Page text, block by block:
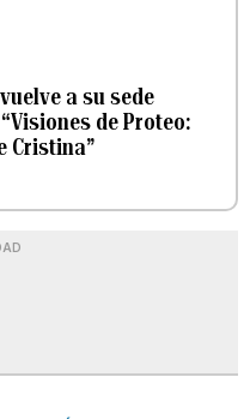
a su sede
de Proteo:
Cristina”